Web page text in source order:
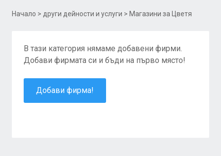
Начало > други дейности и услуги > Магазини за Цветя
В тази категория нямаме добавени фирми.
Добави фирмата си и бъди на първо място!
Добави фирма!